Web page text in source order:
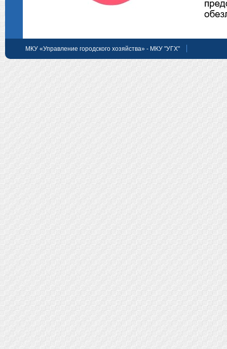
МКУ «Управление городского хозяйства» - МКУ "УГХ"